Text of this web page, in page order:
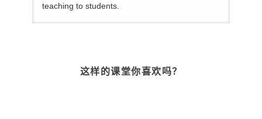
teaching to students.
这样的课堂你喜欢吗？